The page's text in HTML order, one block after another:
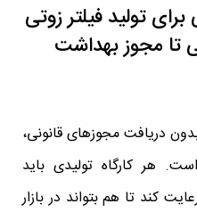
تولید فیلتر زوتی
تا مجوز بهداشت
دریافت مجوزهای قانونی،
هر کارگاه تولیدی باید
کند تا هم بتواند در بازار